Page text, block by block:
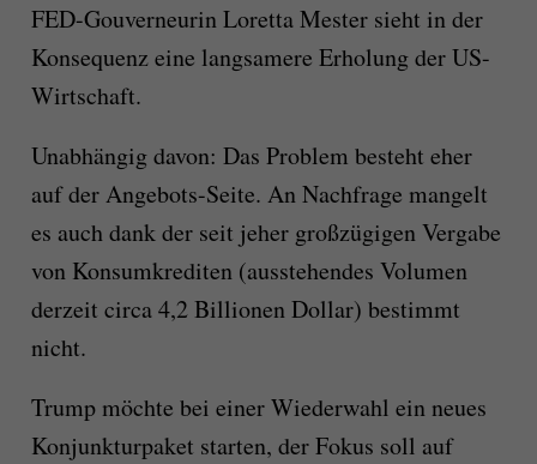
FED-Gouverneurin Loretta Mester sieht in der
Konsequenz eine langsamere Erholung der US-
Wirtschaft.
Unabhängig davon: Das Problem besteht eher
auf der Angebots-Seite. An Nachfrage mangelt
es auch dank der seit jeher großzügigen Vergabe
von Konsumkrediten (ausstehendes Volumen
derzeit circa 4,2 Billionen Dollar) bestimmt
nicht.
Trump möchte bei einer Wiederwahl ein neues
Konjunkturpaket starten, der Fokus soll auf